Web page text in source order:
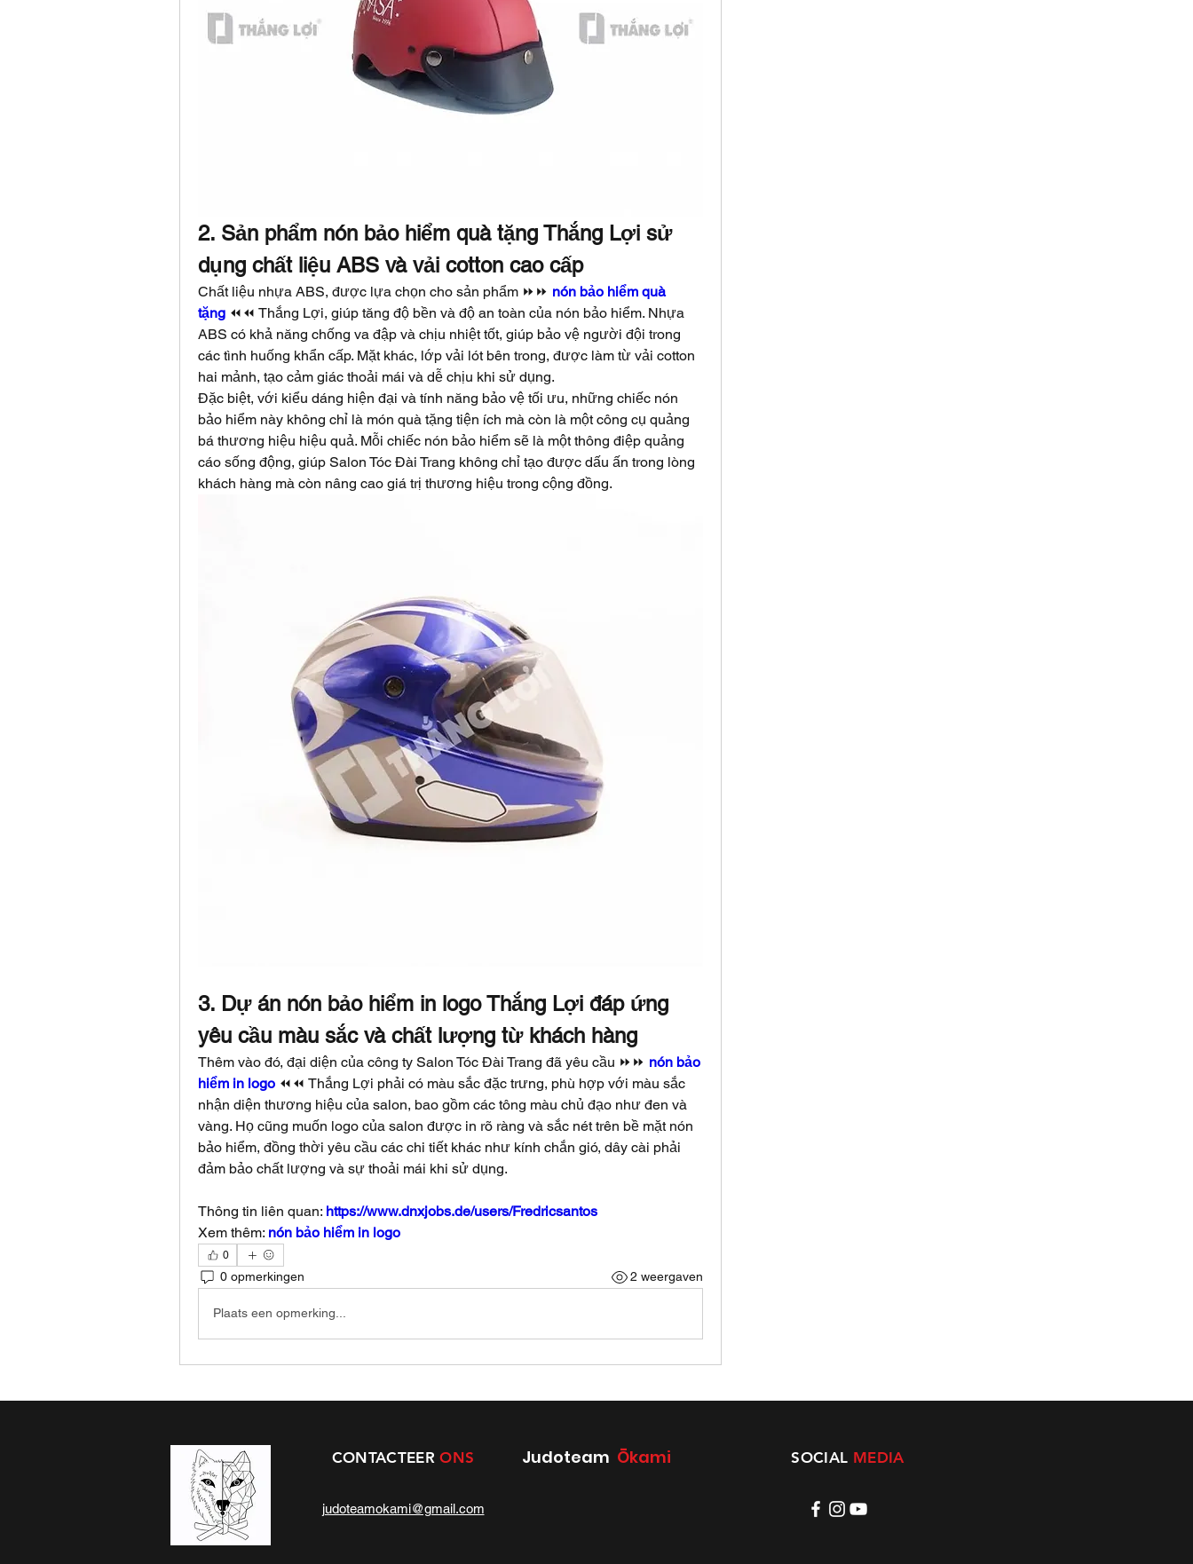
2. Sản phẩm nón bảo hiểm quà tặng Thắng Lợi sử
dụng chất liệu ABS và vải cotton cao cấp
Chất liệu nhựa ABS, được lựa chọn cho sản phẩm ⏩⏩ nón bảo hiểm quà
tặng ⏪⏪ Thắng Lợi, giúp tăng độ bền và độ an toàn của nón bảo hiểm. Nhựa
ABS có khả năng chống va đập và chịu nhiệt tốt, giúp bảo vệ người đội trong
các tình huống khẩn cấp. Mặt khác, lớp vải lót bên trong, được làm từ vải cotton
hai mảnh, tạo cảm giác thoải mái và dễ chịu khi sử dụng.
Đặc biệt, với kiểu dáng hiện đại và tính năng bảo vệ tối ưu, những chiếc nón
bảo hiểm này không chỉ là món quà tặng tiện ích mà còn là một công cụ quảng
bá thương hiệu hiệu quả. Mỗi chiếc nón bảo hiểm sẽ là một thông điệp quảng
cáo sống động, giúp Salon Tóc Đài Trang không chỉ tạo được dấu ấn trong lòng
khách hàng mà còn nâng cao giá trị thương hiệu trong cộng đồng.
3. Dự án nón bảo hiểm in logo Thắng Lợi đáp ứng
yêu cầu màu sắc và chất lượng từ khách hàng
Thêm vào đó, đại diện của công ty Salon Tóc Đài Trang đã yêu cầu ⏩⏩ nón bảo
hiểm in logo ⏪⏪ Thắng Lợi phải có màu sắc đặc trưng, phù hợp với màu sắc
nhận diện thương hiệu của salon, bao gồm các tông màu chủ đạo như đen và
vàng. Họ cũng muốn logo của salon được in rõ ràng và sắc nét trên bề mặt nón
bảo hiểm, đồng thời yêu cầu các chi tiết khác như kính chắn gió, dây cài phải
đảm bảo chất lượng và sự thoải mái khi sử dụng.
Thông tin liên quan: https://www.dnxjobs.de/users/Fredricsantos
Xem thêm: nón bảo hiểm in logo
0
0 opmerkingen 2 weergaven
Plaats een opmerking...
Judoteam Ōkami
CONTACTEERONS SOCIAL MEDIA
judoteamokami@gmail.com